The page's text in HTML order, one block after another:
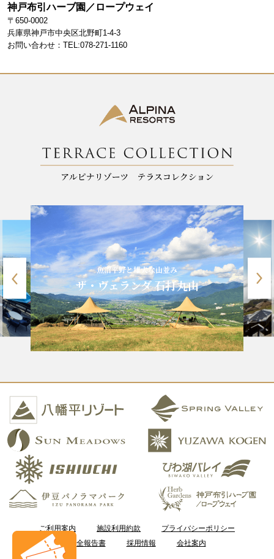
k
神戸布引ハーブ園／ロープウェイ
〒650-0002
兵庫県神戸市中央区北野町1-4-3
お問い合わせ：TEL:078-271-1160
魚沼平野と雄大な山並み
ザ・ヴェランダ 石打丸山
ご利用案内 施設利用約款
プライバシーポリシー
安全報告書
採用情報 会社案内